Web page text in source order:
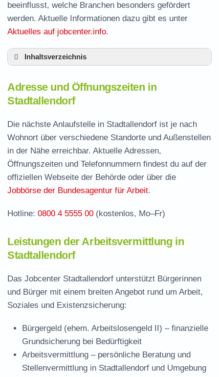
beeinflusst, welche Branchen besonders gefördert
werden. Aktuelle Informationen dazu gibt es unter
Aktuelles auf jobcenter.info.
Inhaltsverzeichnis
Leistungen der Arbeitsvermittlung in
Stadtallendorf
Termin vereinbaren und Bürgergeld beantragen
Jobcenter Marburg-Biedenkopf – zuständige
Stelle
Stellenangebote und Jobbörse in
Stadtallendorf
Adresse und Öffnungszeiten in
Stadtallendorf
Die nächste Anlaufstelle in Stadtallendorf ist je nach
Wohnort über verschiedene Standorte und Außenstellen
in der Nähe erreichbar. Aktuelle Adressen,
Öffnungszeiten und Telefonnummern findest du auf der
offiziellen Webseite der Behörde oder über die
Jobbörse der Bundesagentur für Arbeit.
Hotline: 0800 4 5555 00 (kostenlos, Mo–Fr)
Leistungen der Arbeitsvermittlung in
Stadtallendorf
Das Jobcenter Stadtallendorf unterstützt Bürgerinnen
und Bürger mit einem breiten Angebot rund um Arbeit,
Soziales und Existenzsicherung:
Bürgergeld (ehem. Arbeitslosengeld II) – finanzielle
Grundsicherung bei Bedürftigkeit
Arbeitsvermittlung – persönliche Beratung und
Stellenvermittlung in Stadtallendorf und Umgebung